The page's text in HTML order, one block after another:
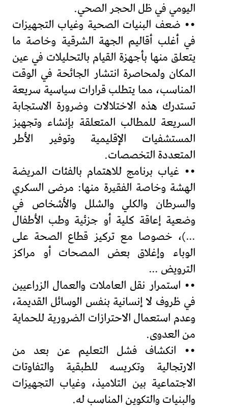
اليومي في ظل الحجر الصحي.
•• ضعف البنيات الصحية وغياب التجهيزات
في أغلب أقاليم الجهة الشرقية وخاصة ما
يتعلق منها بأجهزة القيام بالتحليلات في عين
المكان ولمحاصرة انتشار الجائحة في الوقت
المناسب، مما يتطلب قرارات سياسية سريعة
تستدرك هذه الاختلالات وضرورة الاستجابة
السريعة للمطالب المتعلقة بإنشاء وتجهيز
المستشفيات الإقليمية وتوفير الأطر
المتعددة التخصصات.
•• غياب برنامج للاهتمام بالفئات المريضة
الهشة وخاصة الفقيرة منها: مرضى السكري
والسرطان والكلي والشلل والأشخاص في
وضعية إعاقة كلية أو جزئية وطب الأطفال
…)، خصوصا مع تركيز قطاع الصحة على
الوباء وإغلاق بعض المصحات أو مراكز
الترويض …
•• استمرار نقل العاملات والعمال الزراعيين
في ظروف لا إنسانية بنفس الوسائل القديمة،
وعدم استعمال الاحترازات الضرورية للحماية
من العدوى.
•• انكشاف فشل التعليم عن بعد من
الارتجالية وتكريسه للطبقية والتفاوتات
الاجتماعية بين التلاميذ، وغياب التجهيزات
والبنيات والتكوين المناسب له.